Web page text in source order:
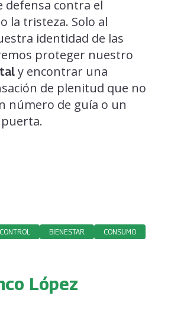
defensa contra el
la tristeza. Solo al
identidad de las
proteger nuestro
y encontrar una
de plenitud que no
número de guía o un
BIENESTAR
CONSUMO
López